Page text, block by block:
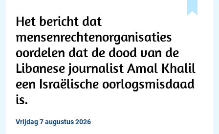
Het bericht dat
mensenrechtenorganisaties
oordelen dat de dood van de
Libanese journalist Amal Khalil
een Israëlische oorlogsmisdaad
is.
vrijdag 7 augustus 2026